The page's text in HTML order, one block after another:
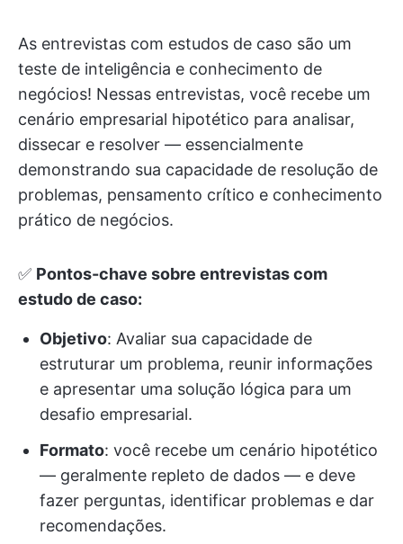
As entrevistas com estudos de caso são um
teste de inteligência e conhecimento de
negócios! Nessas entrevistas, você recebe um
cenário empresarial hipotético para analisar,
dissecar e resolver — essencialmente
demonstrando sua capacidade de resolução de
problemas, pensamento crítico e conhecimento
prático de negócios.
✅ Pontos-chave sobre entrevistas com
estudo de caso:
Objetivo: Avaliar sua capacidade de
estruturar um problema, reunir informações
e apresentar uma solução lógica para um
desafio empresarial.
Formato: você recebe um cenário hipotético
— geralmente repleto de dados — e deve
fazer perguntas, identificar problemas e dar
recomendações.